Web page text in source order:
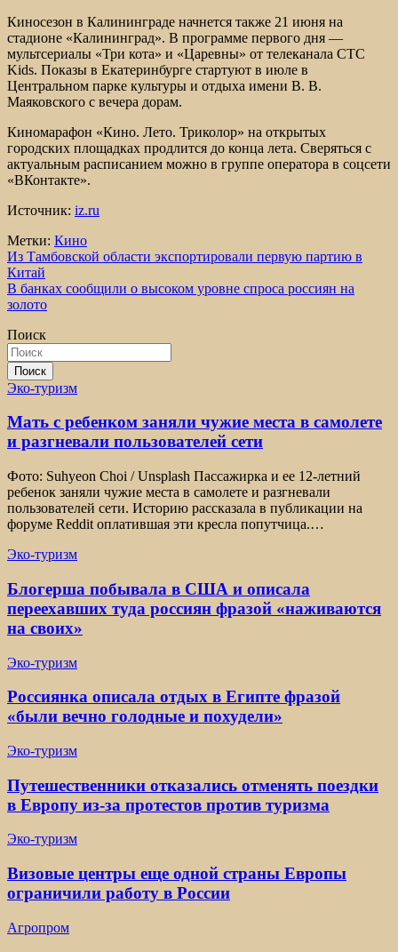
Киносезон в Калининграде начнется также 21 июня на
стадионе «Калининград». В программе первого дня —
мультсериалы «Три кота» и «Царевны» от телеканала СТС
Kids. Показы в Екатеринбурге стартуют в июле в
Центральном парке культуры и отдыха имени В. В.
Маяковского с вечера дорам.
Киномарафон «Кино. Лето. Триколор» на открытых
городских площадках продлится до конца лета. Сверяться с
актуальным расписанием можно в группе оператора в соцсети
«ВКонтакте».
Источник: iz.ru
Метки: Кино
Навигация
по
записям
Из Тамбовской области экспортировали первую партию в
Китай
В банках сообщили о высоком уровне спроса россиян на
золото
Поиск
Поиск
Эко-туризм
Мать с ребенком заняли чужие места в самолете
и разгневали пользователей сети
Фото: Suhyeon Choi / Unsplash Пассажирка и ее 12-летний
ребенок заняли чужие места в самолете и разгневали
пользователей сети. Историю рассказала в публикации на
форуме Reddit оплатившая эти кресла попутчица.…
Эко-туризм
Блогерша побывала в США и описала
переехавших туда россиян фразой «наживаются
на своих»
Эко-туризм
Россиянка описала отдых в Египте фразой
«были вечно голодные и похудели»
Эко-туризм
Путешественники отказались отменять поездки
в Европу из-за протестов против туризма
Эко-туризм
Визовые центры еще одной страны Европы
ограничили работу в России
Агропром